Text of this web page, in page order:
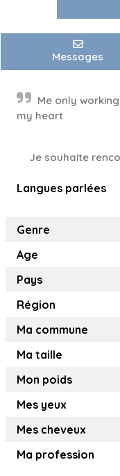
Messages
Me only
my heart
Je souhaite
Langues parlées
Genre
Age
Pays
Région
Ma commune
Ma taille
Mon poids
Mes yeux
Mes cheveux
Ma profession